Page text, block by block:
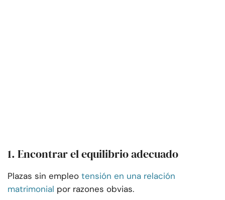
1. Encontrar el equilibrio adecuado
Plazas sin empleo tensión en una relación
matrimonial por razones obvias.